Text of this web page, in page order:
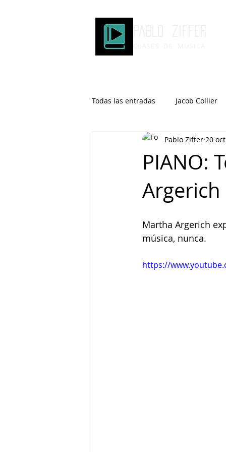
Todas las entradas Jacob Collier
Microtonalidad Armonía
Robert Glasper DOMi
Brad Mehldau Keith Jarrett
Tigram Hamasyan Arvo Pärt
PIANO:
Argerich
Pablo Ziffer 20
Martha Argerich
música, nunca.
https://